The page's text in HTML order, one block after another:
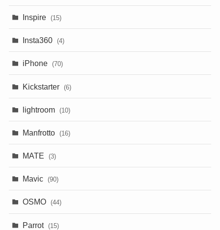
Inspire (15)
Insta360 (4)
iPhone (70)
Kickstarter (6)
lightroom (10)
Manfrotto (16)
MATE (3)
Mavic (90)
OSMO (44)
Parrot (15)